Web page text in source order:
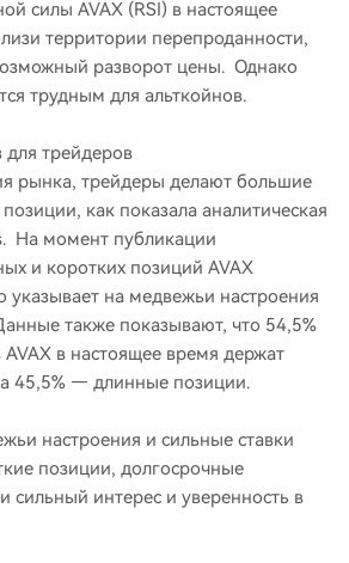
силы AVAX (RSI) в настоящее
территории перепроданности,
разворот цены. Однако
трудным для альткойнов.
трейдеров
рынка, трейдеры делают большие
как показала аналитическая
На момент публикации
и коротких позиций AVAX
указывает на медвежьи настроения
также показывают, что 54,5%
в настоящее время держат
45,5% — длинные позиции.
настроения и сильные ставки
позиции, долгосрочные
сильный интерес и уверенность в